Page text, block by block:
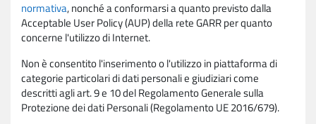
normativa, nonché a conformarsi a quanto previsto dalla
Acceptable User Policy (AUP) della rete GARR per quanto
concerne l'utilizzo di Internet.
Non è consentito l'inserimento o l'utilizzo in piattaforma di
categorie particolari di dati personali e giudiziari come
descritti agli art. 9 e 10 del Regolamento Generale sulla
Protezione dei dati Personali (Regolamento UE 2016/679).